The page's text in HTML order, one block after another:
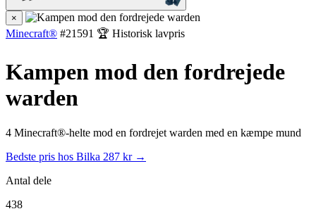
×
Minecraft® #21591 🏆 Historisk lavpris
Kampen mod den fordrejede
warden
4 Minecraft®-helte mod en fordrejet warden med en kæmpe mund
Bedste pris hos Bilka 287 kr →
Antal dele
438